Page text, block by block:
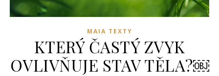
MAIA TEXTY
KTERÝ ČASTÝ ZVYK
OVLIVŇUJE STAV TĚLA?￼